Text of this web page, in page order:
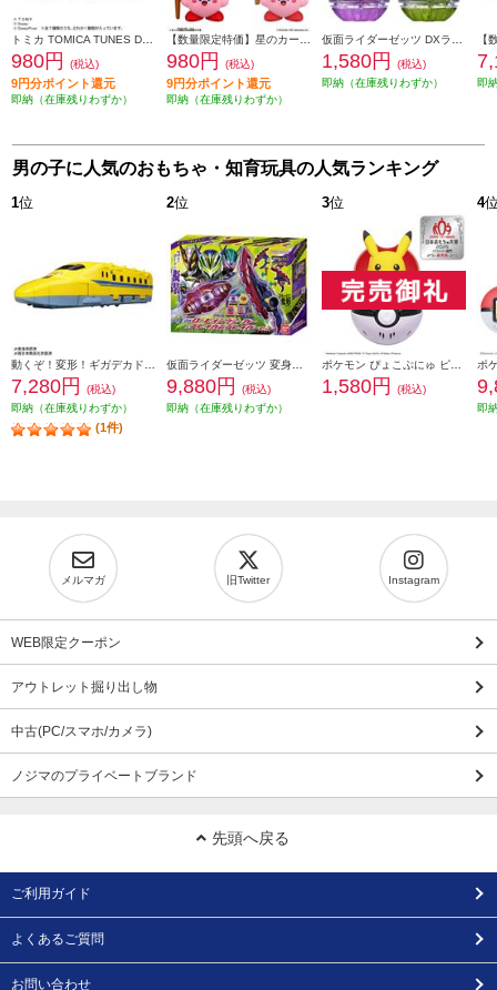
980円 (税込)
9円分ポイント還元
即納（在庫残りわずか）
980円 (税込)
9円分ポイント還元
即納（在庫残りわずか）
1,580円
(税込)
即納（在庫残りわずか）
即
男の子に人気のおもちゃ・知育玩具の人気ランキング
1位
7,280円
(税込)
即納（在庫残りわずか）
(1件)
2位
9,880円
(税込)
即納（在庫残りわずか）
3位
1,580円 (税込)
4
即
メルマガ 旧Twitter Instagram
WEB限定クーポン
アウトレット掘り出し物
中古(PC/スマホ/カメラ)
ノジマのプライベートブランド
先頭へ戻る
ご利用ガイド
よくあるご質問
お問い合わせ